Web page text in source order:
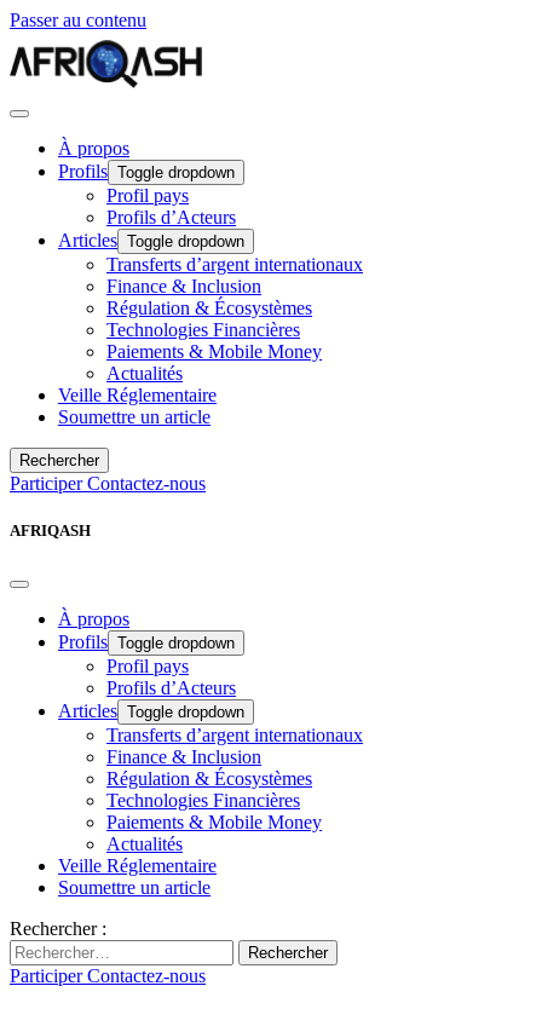
Passer au contenu
À propos
Profils Toggle dropdown
Profil pays
Profils d’Acteurs
Articles Toggle dropdown
Transferts d’argent internationaux
Finance & Inclusion
Régulation & Écosystèmes
Technologies Financières
Paiements & Mobile Money
Actualités
Veille Réglementaire
Soumettre un article
Rechercher
ParticiperContactez-nous
AFRIQASH
À propos
Profils Toggle dropdown
Profil pays
Profils d’Acteurs
Articles Toggle dropdown
Transferts d’argent internationaux
Finance & Inclusion
Régulation & Écosystèmes
Technologies Financières
Paiements & Mobile Money
Actualités
Veille Réglementaire
Soumettre un article
Rechercher :
Rechercher
ParticiperContactez-nous